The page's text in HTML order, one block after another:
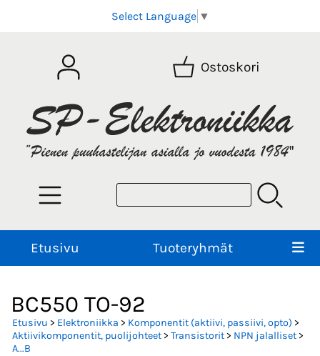
Select Language ▼
Ostoskori
Etusivu Tuoteryhmät
BC550 TO-92
Etusivu > Elektroniikka > Komponentit (aktiivi, passiivi, opto) >
Aktiivikomponentit, puolijohteet> Transistorit> NPN jalalliset>
A...B